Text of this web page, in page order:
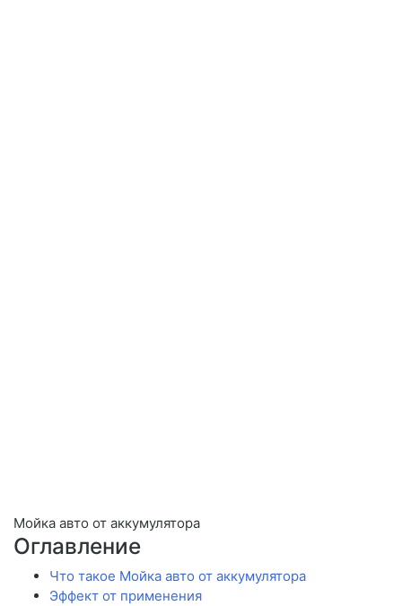
Мойка авто от аккумулятора
Оглавление
Что такое Мойка авто от аккумулятора
Эффект от применения